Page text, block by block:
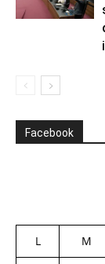
Facebook
L M